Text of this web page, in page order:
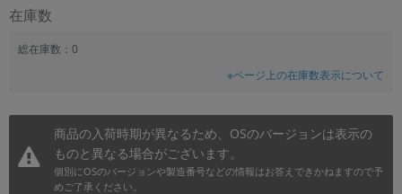
在庫数
総在庫数：0
※ページ上の在庫数表示について
商品の入荷時期が異なるため、OSのバージョンは表示の
ものと異なる場合がございます。
個別にOSのバージョンや製造番号などの情報はお答えできかねますので予
めご了承ください。
円 ～ 円